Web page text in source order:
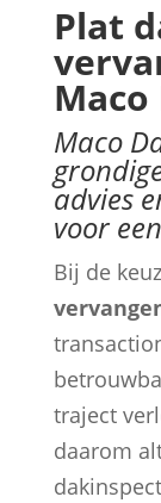
Plat
Maco
advies
voor
Bij de
traject
daarom